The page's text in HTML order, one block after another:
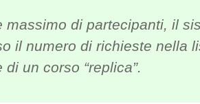
di partecipanti, il
il numero di richieste nella
un corso “replica”.